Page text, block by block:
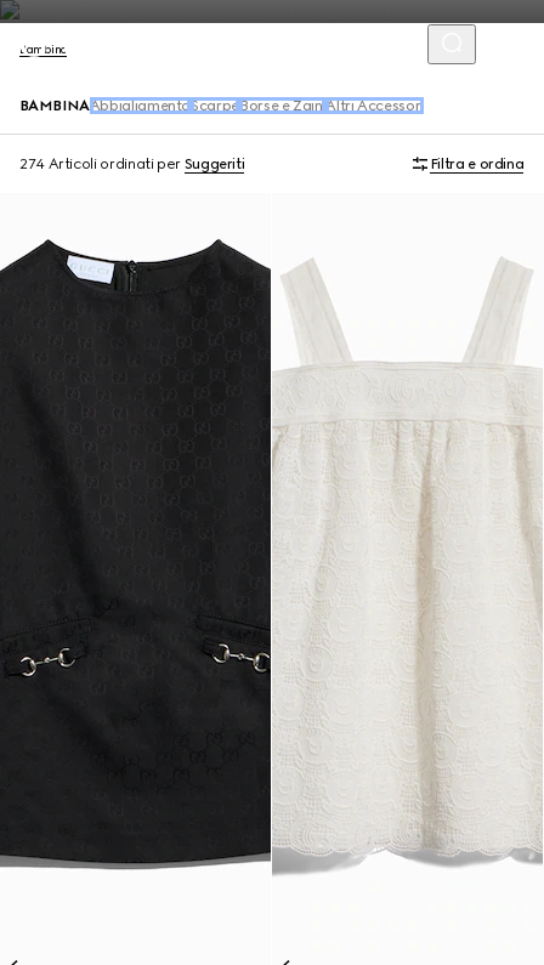
Bambino
BAMBINAAbbigliamento Scarpe Borse e Zaini Altri Accessori
274 Articoli ordinati per Suggeriti Filtra e ordina